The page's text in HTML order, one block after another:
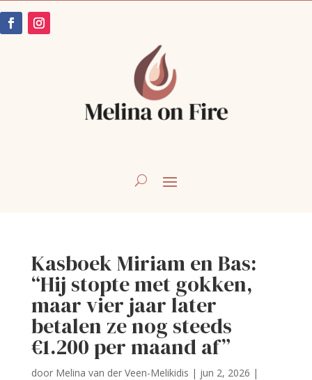
Kasboek Miriam en Bas:
“Hij stopte met gokken,
maar vier jaar later
betalen ze nog steeds
€1.200 per maand af”
door Melina van der Veen-Melikidis | jun 2, 2026 |